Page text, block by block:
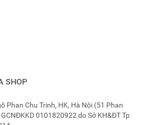
SHOP
Phan Chu Trinh, HK, Hà Nội (51 Phan
0101820922 do Sở KH&ĐT Tp